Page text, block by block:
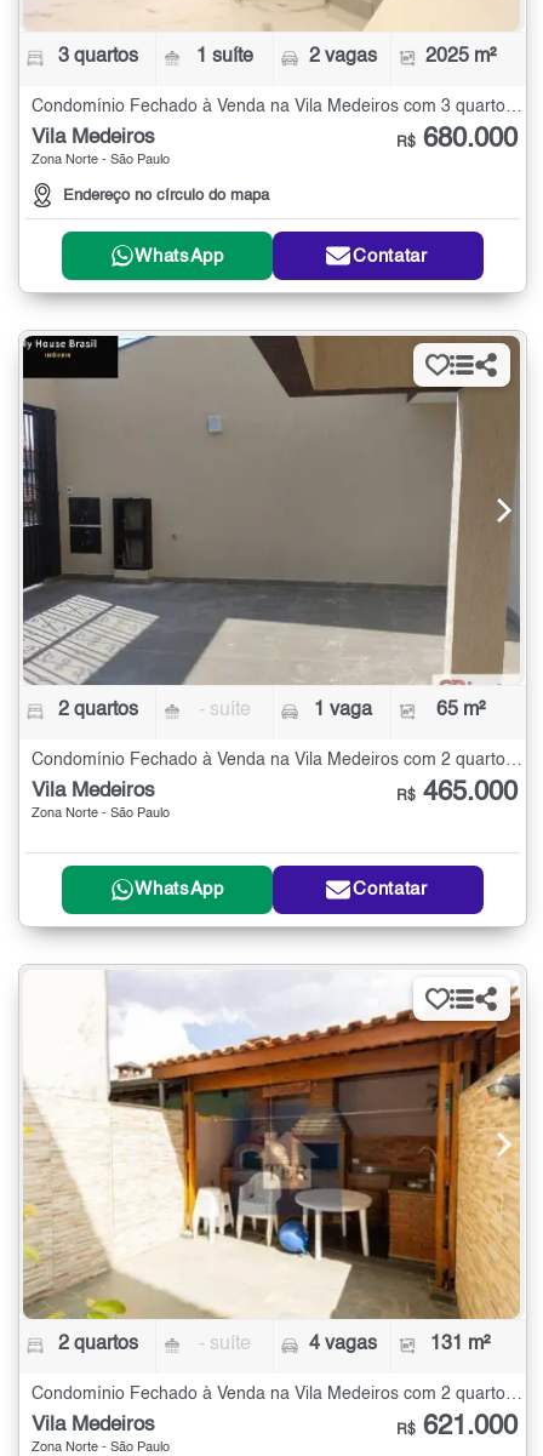
3 quartos 1 suíte 2 vagas 2025 m²
Condomínio Fechado à Venda na Vila Medeiros com 3 quartos - 2025 m²
Vila Medeiros
Zona Norte - São Paulo
Endereço no círculo do mapa
R$ 680.000
WhatsApp Contatar
2 quartos - suíte 1 vaga 65 m²
Condomínio Fechado à Venda na Vila Medeiros com 2 quartos - 65 m²
Vila Medeiros
Zona Norte - São Paulo
R$ 465.000
WhatsApp Contatar
2 quartos - suíte 4 vagas 131 m²
Vila Medeiros
Zona Norte - São Paulo
R$ 621.000